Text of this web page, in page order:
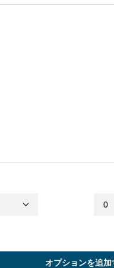
オプションを追加